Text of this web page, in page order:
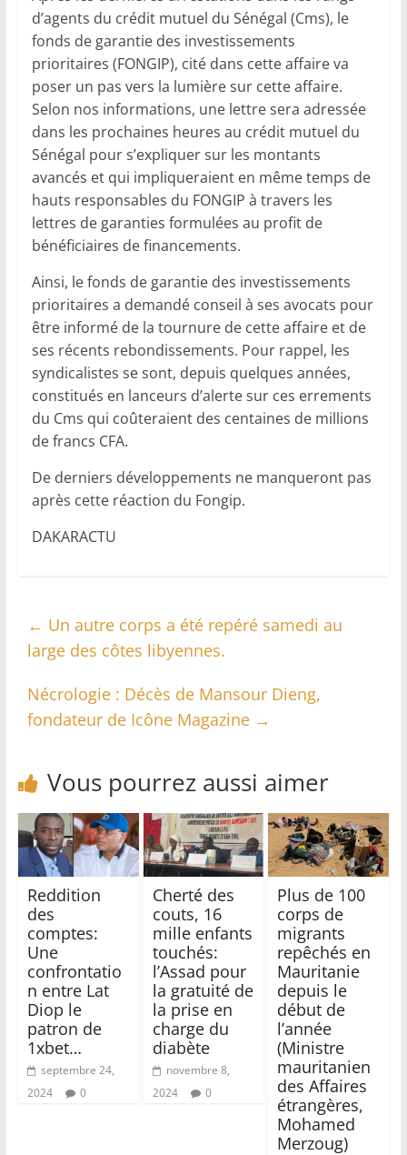
d’agents du crédit mutuel du Sénégal (Cms), le
fonds de garantie des investissements
prioritaires (FONGIP), cité dans cette affaire va
poser un pas vers la lumière sur cette affaire.
Selon nos informations, une lettre sera adressée
dans les prochaines heures au crédit mutuel du
Sénégal pour s’expliquer sur les montants
avancés et qui impliqueraient en même temps de
hauts responsables du FONGIP à travers les
lettres de garanties formulées au profit de
bénéficiaires de financements.
Ainsi, le fonds de garantie des investissements
prioritaires a demandé conseil à ses avocats pour
être informé de la tournure de cette affaire et de
ses récents rebondissements. Pour rappel, les
syndicalistes se sont, depuis quelques années,
constitués en lanceurs d’alerte sur ces errements
du Cms qui coûteraient des centaines de millions
de francs CFA.
De derniers développements ne manqueront pas
après cette réaction du Fongip.
DAKARACTU
← Un autre corps a été repéré samedi au
large des côtes libyennes.
Nécrologie : Décès de Mansour Dieng,
fondateur de Icône Magazine →
Vous pourrez aussi aimer
Reddition
des
comptes:
Une
confrontatio
n entre Lat
Diop le
patron de
1xbet…
septembre 24,
2024
0
Cherté des
couts, 16
mille enfants
touchés:
l’Assad pour
la gratuité de
la prise en
charge du
diabète
novembre 8,
2024
0
Plus de 100
corps de
migrants
repêchés en
Mauritanie
depuis le
début de
l’année
(Ministre
mauritanien
des Affaires
étrangères,
Mohamed
Merzoug)